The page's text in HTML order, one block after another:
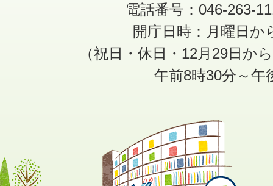
電話番号：046-263-
開庁日時：月曜日か
（祝日・休日・12月29日か
午前8時30分～午